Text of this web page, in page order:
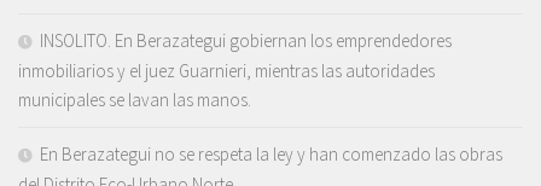
INSOLITO. En Berazategui gobiernan los emprendedores
inmobiliarios y el juez Guarnieri, mientras las autoridades
municipales se lavan las manos.
En Berazategui no se respeta la ley y han comenzado las obras